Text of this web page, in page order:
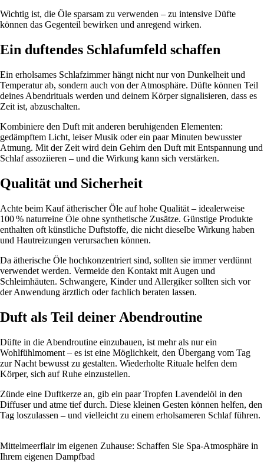
Wichtig ist, die Öle sparsam zu verwenden – zu intensive Düfte
können das Gegenteil bewirken und anregend wirken.
Ein duftendes Schlafumfeld schaffen
Ein erholsames Schlafzimmer hängt nicht nur von Dunkelheit und
Temperatur ab, sondern auch von der Atmosphäre. Düfte können Teil
deines Abendrituals werden und deinem Körper signalisieren, dass es
Zeit ist, abzuschalten.
Kombiniere den Duft mit anderen beruhigenden Elementen:
gedämpftem Licht, leiser Musik oder ein paar Minuten bewusster
Atmung. Mit der Zeit wird dein Gehirn den Duft mit Entspannung und
Schlaf assoziieren – und die Wirkung kann sich verstärken.
Qualität und Sicherheit
Achte beim Kauf ätherischer Öle auf hohe Qualität – idealerweise
100 % naturreine Öle ohne synthetische Zusätze. Günstige Produkte
enthalten oft künstliche Duftstoffe, die nicht dieselbe Wirkung haben
und Hautreizungen verursachen können.
Da ätherische Öle hochkonzentriert sind, sollten sie immer verdünnt
verwendet werden. Vermeide den Kontakt mit Augen und
Schleimhäuten. Schwangere, Kinder und Allergiker sollten sich vor
der Anwendung ärztlich oder fachlich beraten lassen.
Duft als Teil deiner Abendroutine
Düfte in die Abendroutine einzubauen, ist mehr als nur ein
Wohlfühlmoment – es ist eine Möglichkeit, den Übergang vom Tag
zur Nacht bewusst zu gestalten. Wiederholte Rituale helfen dem
Körper, sich auf Ruhe einzustellen.
Zünde eine Duftkerze an, gib ein paar Tropfen Lavendelöl in den
Diffuser und atme tief durch. Diese kleinen Gesten können helfen, den
Tag loszulassen – und vielleicht zu einem erholsameren Schlaf führen.
Mittelmeerflair im eigenen Zuhause: Schaffen Sie Spa-Atmosphäre in
Ihrem eigenen Dampfbad